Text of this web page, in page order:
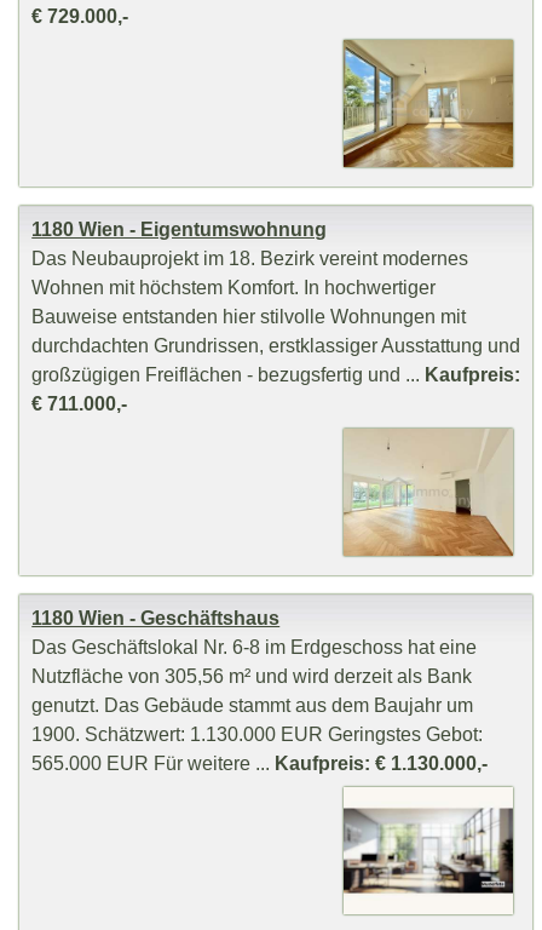
€ 729.000,-
1180 Wien - Eigentumswohnung
Das Neubauprojekt im 18. Bezirk vereint modernes
Wohnen mit höchstem Komfort. In hochwertiger
Bauweise entstanden hier stilvolle Wohnungen mit
durchdachten Grundrissen, erstklassiger Ausstattung und
großzügigen Freiflächen - bezugsfertig und ... Kaufpreis:
€ 711.000,-
1180 Wien - Geschäftshaus
Das Geschäftslokal Nr. 6-8 im Erdgeschoss hat eine
Nutzfläche von 305,56 m² und wird derzeit als Bank
genutzt. Das Gebäude stammt aus dem Baujahr um
1900. Schätzwert: 1.130.000 EUR Geringstes Gebot:
565.000 EUR Für weitere ... Kaufpreis: € 1.130.000,-